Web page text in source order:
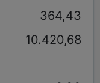
364,43
10.420,68